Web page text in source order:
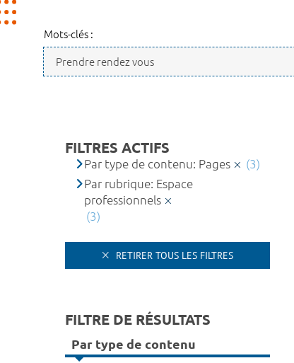
Mots-clés :
FILTRES ACTIFS
Par type de contenu: Pages
(3)
Par rubrique: Espace
professionnels
(3)
RETIRER TOUS LES FILTRES
FILTRE DE RÉSULTATS
Par type de contenu